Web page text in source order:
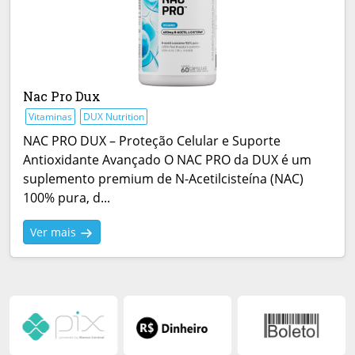
Nac Pro Dux
Vitaminas DUX Nutrition
NAC PRO DUX – Proteção Celular e Suporte
Antioxidante Avançado O NAC PRO da DUX é um
suplemento premium de N-Acetilcisteína (NAC)
100% pura, d...
Ver mais